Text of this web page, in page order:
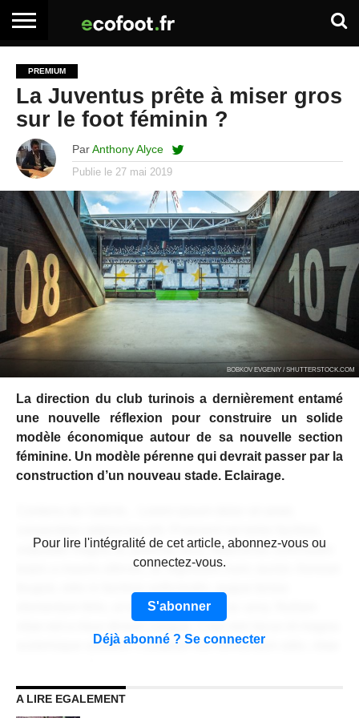
ARTICLES
PREMIUM
ADHÉSION
PREMIUM
SE
CONNECTER
EMPLOI
BOITE
À
OUTILS
PREMIUM
La Juventus prête à miser gros
sur le foot féminin ?
Par Anthony Alyce
Publie le 27 mai 2019
BOBKOV EVGENIY / SHUTTERSTOCK.COM
La direction du club turinois a dernièrement entamé
une nouvelle réflexion pour construire un solide
modèle économique autour de sa nouvelle section
féminine. Un modèle pérenne qui devrait passer par la
construction d’un nouveau stade. Eclairage.
vulputate magna at, pulvinar arcu. Maecenas sollicitudin
turpis a mauris ultrices, ac dignissim nunc auctor. Aenean
elementum felis, ut lacinia nulla urna ac urna. Nullam
scelerisque sodales. Curabitur non fermentum odio, vitae
Lorem ipsum dolor sit amet, consectetur adipiscing elit.
CONTENU RÉSERVÉ AUX
ABONNÉS
Pour lire l'intégralité de cet article, abonnez-vous ou
connectez-vous.
S'abonner
Déjà abonné ? Se connecter
A LIRE EGALEMENT